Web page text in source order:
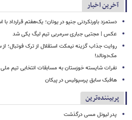
آخرین اخبار
دستمزد باورنکردنی جنپو در یونان؛ یک‌هفتم قرارداد با
عکس | مجتبی جباری سرمربی تیم لیگ یکی شد
مک‌دونالد!
نفرات شایسته خوزستان به مسابقات انتخابی تیم ملی
هافبک سابق پرسپولیس در پیکان
پربیننده‌ترین
پدر لیونل مسی درگذشت